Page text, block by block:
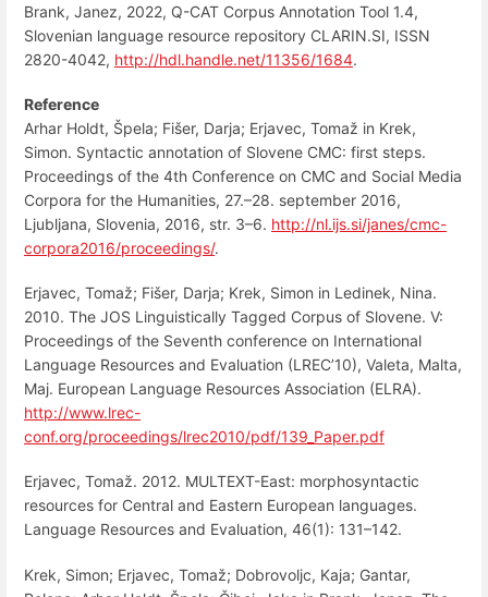
Brank, Janez, 2022, Q-CAT Corpus Annotation Tool 1.4,
Slovenian language resource repository CLARIN.SI, ISSN
2820-4042, http://hdl.handle.net/11356/1684.
Reference
Arhar Holdt, Špela; Fišer, Darja; Erjavec, Tomaž in Krek,
Simon. Syntactic annotation of Slovene CMC: first steps.
Proceedings of the 4th Conference on CMC and Social Media
Corpora for the Humanities, 27.–28. september 2016,
Ljubljana, Slovenia, 2016, str. 3–6. http://nl.ijs.si/janes/cmc-
corpora2016/proceedings/.
Erjavec, Tomaž; Fišer, Darja; Krek, Simon in Ledinek, Nina.
2010. The JOS Linguistically Tagged Corpus of Slovene. V:
Proceedings of the Seventh conference on International
Language Resources and Evaluation (LREC’10), Valeta, Malta,
Maj. European Language Resources Association (ELRA).
http://www.lrec-
conf.org/proceedings/lrec2010/pdf/139_Paper.pdf
Erjavec, Tomaž. 2012. MULTEXT-East: morphosyntactic
resources for Central and Eastern European languages.
Language Resources and Evaluation, 46(1): 131–142.
Krek, Simon; Erjavec, Tomaž; Dobrovoljc, Kaja; Gantar,